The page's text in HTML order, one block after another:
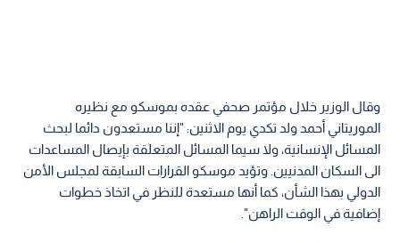
وقال الوزير خلال مؤتمر صحفي عقده بموسكو مع نظيره
الموريتاني أحمد ولد تكدي يوم الاثنين: "إننا مستعدون دائما لبحث
المسائل الإنسانية، ولا سيما المسائل المتعلقة بإيصال المساعدات
الى السكان المدنيين. وتؤيد موسكو القرارات السابقة لمجلس الأمن
الدولي بهذا الشأن، كما أنها مستعدة للنظر في اتخاذ خطوات
إضافية في الوقت الراهن".